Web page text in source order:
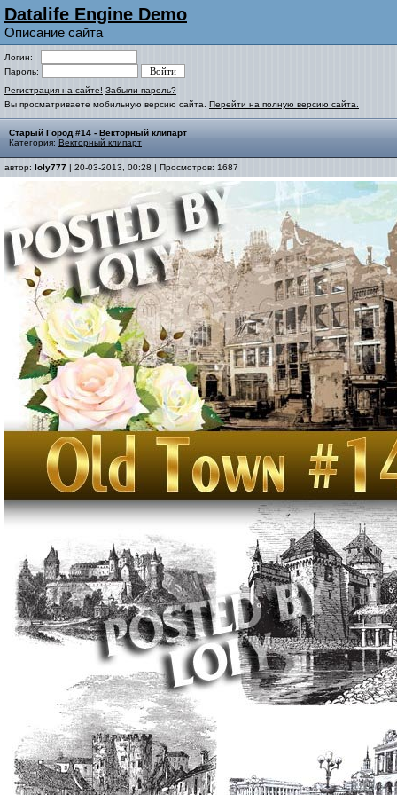
Datalife Engine Demo
Описание сайта
Логин:
Пароль:
Регистрация на сайте! Забыли пароль?
Вы просматриваете мобильную версию сайта. Перейти на полную версию сайта.
Старый Город #14 - Векторный клипарт
Категория: Векторный клипарт
автор: loly777 | 20-03-2013, 00:28 | Просмотров: 1687